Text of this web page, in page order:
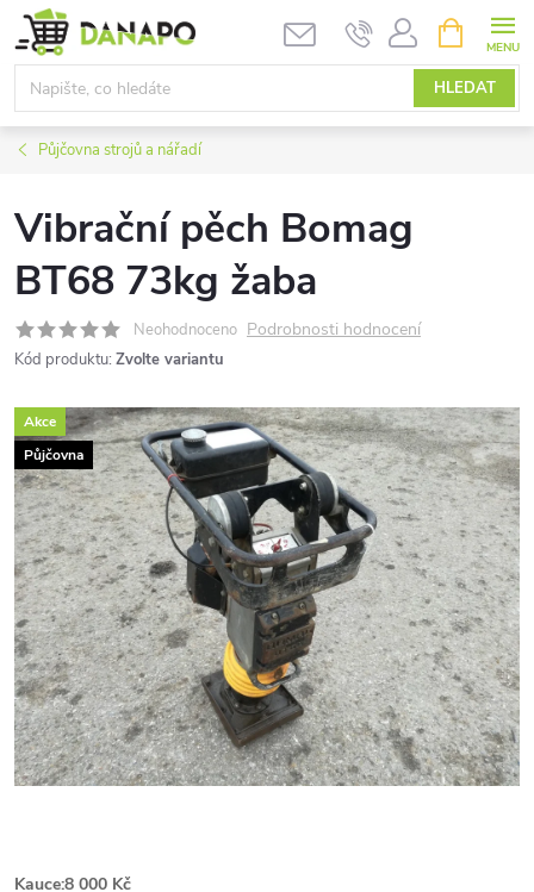
Přejít
na
obsah
HLEDAT
NÁKUPNÍ
KOŠÍK
Půjčovna strojů a nářadí
Vibrační pěch Bomag
BT68 73kg žaba
Neohodnoceno Podrobnosti hodnocení
Kód produktu: Zvolte variantu
Akce
Půjčovna
Kauce:8 000 Kč